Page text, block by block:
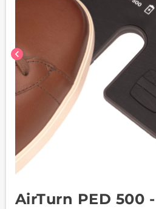
chevron_left
AirTurn PED 500